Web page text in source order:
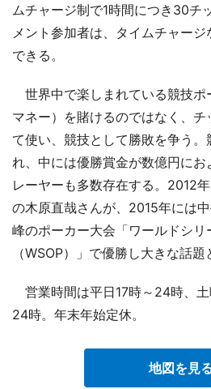
ムチャージ制で1時間につき30チ
メント参加者は、タイムチャー
できる。
世界中で楽しまれている競技ポ
マネー）を賭けるのではなく、
て使い、競技として勝敗を争う。
れ、中には優勝賞金が数億円に
レーヤーも多数存在する。2012
の木原直哉さんが、2015年には
峰のポーカー大会「ワールドシリ
（WSOP）」で優勝し大きな話題
営業時間は平日17時～24時、
24時。年末年始定休。
地図を見